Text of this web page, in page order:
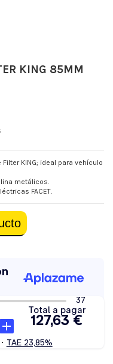
KING 85MM
KING; ideal para vehículo
metálicos.
FACET.